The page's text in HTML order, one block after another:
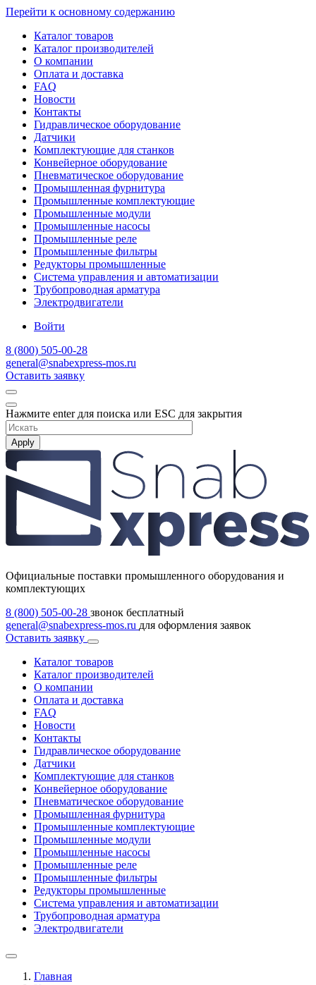
Перейти к основному содержанию
Каталог товаров
Каталог производителей
О компании
Оплата и доставка
FAQ
Новости
Контакты
Гидравлическое оборудование
Датчики
Комплектующие для станков
Конвейерное оборудование
Пневматическое оборудование
Промышленная фурнитура
Промышленные комплектующие
Промышленные модули
Промышленные насосы
Промышленные реле
Промышленные фильтры
Редукторы промышленные
Система управления и автоматизации
Трубопроводная арматура
Электродвигатели
Войти
8 (800) 505-00-28
general@snabexpress-mos.ru
Оставить заявку
Нажмите enter для поиска или ESC для закрытия
Apply
Официальные поставки промышленного оборудования и
комплектующих
8 (800) 505-00-28 звонок бесплатный
general@snabexpress-mos.ru для оформления заявок
Оставить заявку
Каталог товаров
Каталог производителей
О компании
Оплата и доставка
FAQ
Новости
Контакты
Гидравлическое оборудование
Датчики
Комплектующие для станков
Конвейерное оборудование
Пневматическое оборудование
Промышленная фурнитура
Промышленные комплектующие
Промышленные модули
Промышленные насосы
Промышленные реле
Промышленные фильтры
Редукторы промышленные
Система управления и автоматизации
Трубопроводная арматура
Электродвигатели
Главная